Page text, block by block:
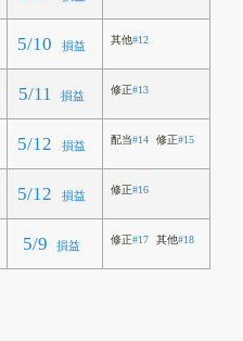
5/10 損益 其他#12
5/11 損益 修正#13
5/12 損益 配当#14 修正#15
5/12 損益 修正#16
5/9 損益 修正#17 其他#18